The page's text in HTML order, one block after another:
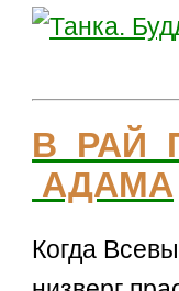
В РАЙ
АДАМА
Когда